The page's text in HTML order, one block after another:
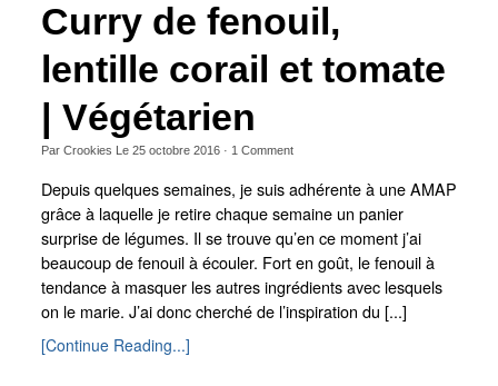
Curry de fenouil,
lentille corail et tomate
| Végétarien
Par Crookies Le 25 octobre 2016· 1 Comment
Depuis quelques semaines, je suis adhérente à une AMAP
grâce à laquelle je retire chaque semaine un panier
surprise de légumes. Il se trouve qu’en ce moment j’ai
beaucoup de fenouil à écouler. Fort en goût, le fenouil à
tendance à masquer les autres ingrédients avec lesquels
on le marie. J’ai donc cherché de l’inspiration du [...]
[Continue Reading...]